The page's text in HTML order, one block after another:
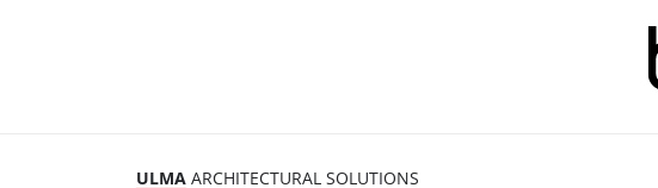
ULMA ARCHITECTURAL SOLUTIONS